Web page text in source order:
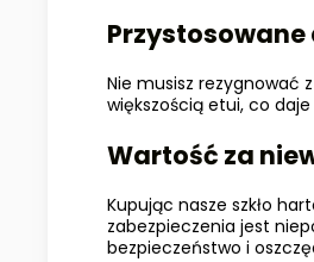
Przystosowane
Nie musisz rezygnować
większością etui, co
Wartość za
Kupując nasze szkło
zabezpieczenia jest
bezpieczeństwo i